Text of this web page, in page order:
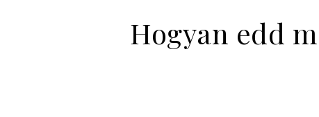
Hogyan edd